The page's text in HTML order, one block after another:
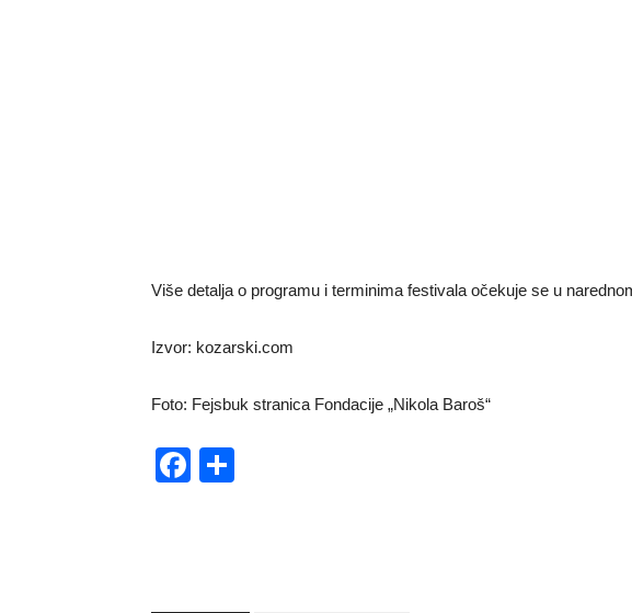
Više detalja o programu i terminima festivala očekuje se u
Izvor: kozarski.com
Foto: Fejsbuk stranica Fondacije „Nikola Baroš“
Facebook